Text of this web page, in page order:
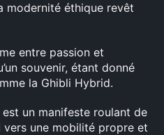
modernité éthique revêt
entre passion et
souvenir, étant donné
la Ghibli Hybrid.
un manifeste roulant de
vers une mobilité propre et